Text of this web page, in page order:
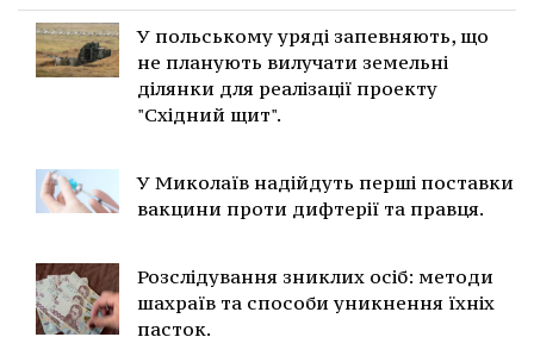
У польському уряді запевняють, що
не планують вилучати земельні
ділянки для реалізації проекту
"Східний щит".
У Миколаїв надійдуть перші поставки
вакцини проти дифтерії та правця.
Розслідування зниклих осіб: методи
шахраїв та способи уникнення їхніх
пасток.